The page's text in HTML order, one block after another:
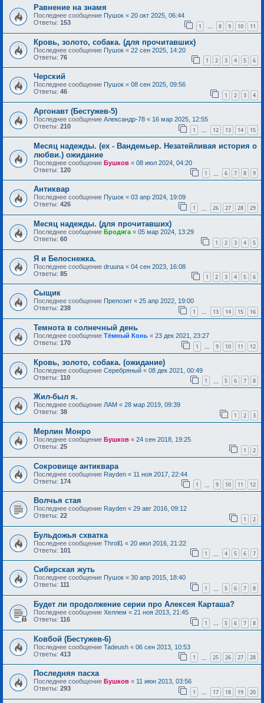
Равнение на знамя
Последнее сообщение Пушок « 20 окт 2025, 06:44
Ответы: 153 1 … 8 9 10 11
Кровь, золото, собака. (для прочитавших)
Последнее сообщение Пушок « 22 сен 2025, 14:20
Ответы: 76 1 2 3 4 5 6
Черский
Последнее сообщение Пушок « 08 сен 2025, 09:56
Ответы: 46 1 2 3 4
Аргонавт (Бестужев-5)
Последнее сообщение Александр-78 « 16 мар 2025, 12:55
Ответы: 210 1 … 12 13 14 15
Месяц надежды. (ex - Вандемьер. Незатейливая история о
любви.) ожидание
Последнее сообщение Бушков « 08 июл 2024, 04:20
Ответы: 120 1 6 7 8 9
Антиквар
Последнее сообщение Пушок « 03 апр 2024, 19:09
Ответы: 426 1 26 27 28 29
Месяц надежды. (для прочитавших)
Последнее сообщение Бродяга « 05 мар 2024, 13:29
Ответы: 60 1 2 3 4 5
Я и Белоснежка.
Последнее сообщение druuna « 04 сен 2023, 16:08
Ответы: 85 1 2 3 4 5 6
Сыщик
Последнее сообщение Препозит « 25 апр 2022, 19:00
Ответы: 238 1 … 13 14 15 16
Темнота в солнечный день
Последнее сообщение Тёмный Конь « 23 дек 2021, 23:27
Ответы: 170 1 … 9 10 11 12
Кровь, золото, собака. (ожидание)
Последнее сообщение Серебряный « 08 дек 2021, 00:49
Ответы: 110 1 5 6 7 8
Жил-был я.
Последнее сообщение ЛАМ « 28 мар 2019, 09:39
Ответы: 38 1 2 3
Мерлин Монро
Последнее сообщение Бушков « 24 сен 2018, 19:25
Ответы: 25 1 2
Сокровище антиквара
Последнее сообщение Rayden « 11 ноя 2017, 22:44
Ответы: 174 1 9 10 11 12
Волчья стая
Последнее сообщение Rayden « 29 авг 2016, 09:12
Ответы: 22 1 2
Бульдожья схватка
Последнее сообщение Throll1 « 20 июл 2016, 21:22
Ответы: 101 1 4 5 6 7
Сибирская жуть
Последнее сообщение Пушок « 30 апр 2015, 18:40
Ответы: 111 1 5 6 7 8
Будет ли продолжение серии про Алексея Карташа?
Последнее сообщение Хеллем « 21 ноя 2013, 21:45
Ответы: 116 1 … 5 6 7 8
Ковбой (Бестужев-6)
Последнее сообщение Tadeush « 06 сен 2013, 10:53
Ответы: 413 1 25 26 27 28
Последняя пасха
Последнее сообщение Бушков « 11 июн 2013, 03:56
Ответы: 293 1 … 17 18 19 20